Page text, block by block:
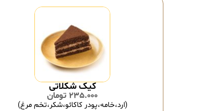
کیک شکلاتی
235.000 تومان
(ارد،خامه،پودر کاکائو،شکر،تخم مرغ)